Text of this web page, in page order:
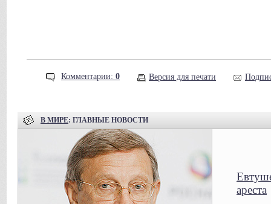
Комментарии: 0 Версия для печати
В МИРЕ: ГЛАВНЫЕ НОВОСТИ
ареста